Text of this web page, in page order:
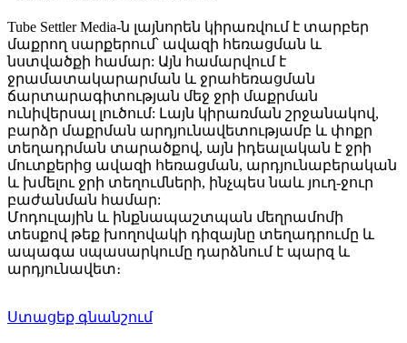
Tube Settler Media-ն լայնորեն կիրառվում է տարբեր
մաքրող սարքերում՝ ավազի հեռացման և
նստվածքի համար: Այն համարվում է
ջրամատակարարման և ջրահեռացման
ճարտարագիտության մեջ ջրի մաքրման
ունիվերսալ լուծում: Լայն կիրառման շրջանակով,
բարձր մաքրման արդյունավետությամբ և փոքր
տեղադրման տարածքով, այն իդեալական է ջրի
մուտքերից ավազի հեռացման, արդյունաբերական
և խմելու ջրի տեղումների, ինչպես նաև յուղ-ջուր
բաժանման համար:
Մոդուլային և ինքնապաշտպան մեղրամոմի
տեսքով թեք խողովակի դիզայնը տեղադրումը և
ապագա սպասարկումը դարձնում է պարզ և
արդյունավետ։
Ստացեք գնանշում